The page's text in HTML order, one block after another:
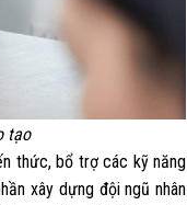
tạo
thức, bổ trợ các kỹ năng
xây dựng đội ngũ nhân